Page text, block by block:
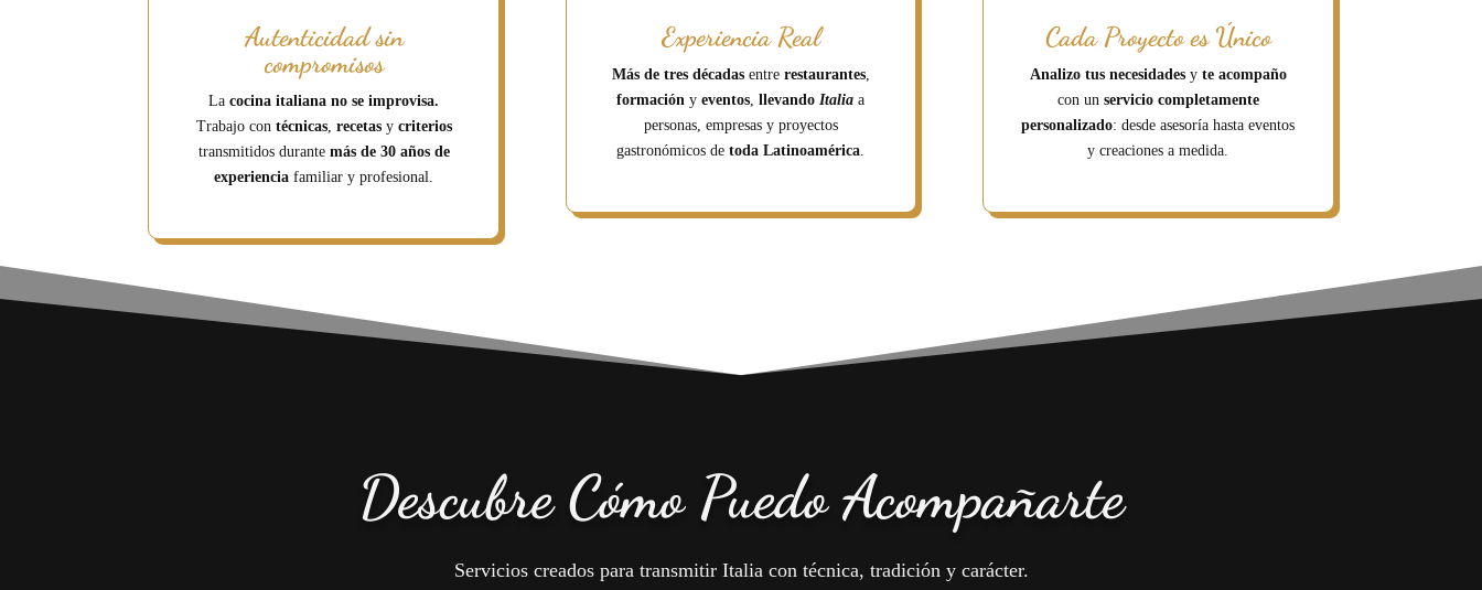
Autenticidad sin
compromisos
Lacocina italiana no se improvisa.
Trabajo con técnicas, recetasy criterios
transmitidos durante más de 30 años de
experiencia familiar y profesional.
Experiencia Real
Más de tres décadasentre restaurantes,
formación yeventos ,llevando Italia a
personas, empresas y proyectos
gastronómicos detoda Latinoamérica
Cada Proyecto es Único
Analizo tus necesidadesy te acompaño
con un servicio completamente
personalizado: desde asesoría hasta eventos
y creaciones a medida.
Descubre Cómo Puedo Acompañarte
Servicios creados para transmitir Italia con técnica, tradición y carácter.